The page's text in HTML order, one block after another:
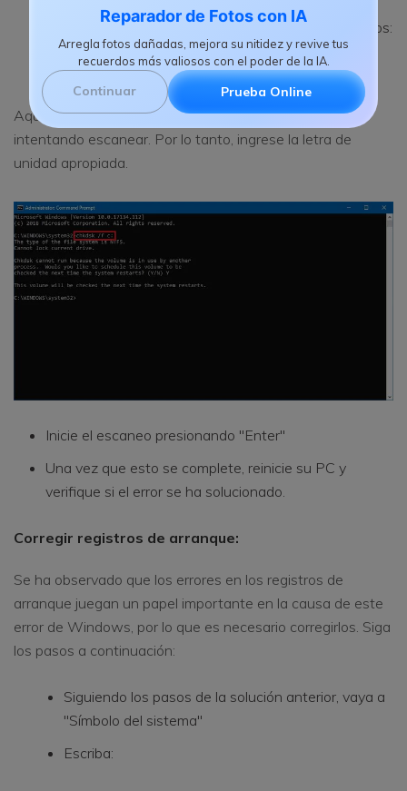
Reparador de Fotos con IA
Arregla fotos dañadas, mejora su nitidez y revive tus
recuerdos más valiosos con el poder de la IA.
Continuar Prueba Online
Escriba esta instrucción en la página de comandos:
chkdsk /f C:
Aquí, C: es la letra de la unidad de disco duro que está
intentando escanear. Por lo tanto, ingrese la letra de
unidad apropiada.
Inicie el escaneo presionando "Enter"
Una vez que esto se complete, reinicie su PC y
verifique si el error se ha solucionado.
Corregir registros de arranque:
Se ha observado que los errores en los registros de
arranque juegan un papel importante en la causa de este
error de Windows, por lo que es necesario corregirlos. Siga
los pasos a continuación:
Siguiendo los pasos de la solución anterior, vaya a
"Símbolo del sistema"
Escriba: